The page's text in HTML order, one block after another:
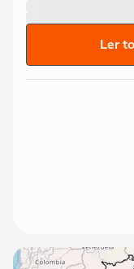
Ler